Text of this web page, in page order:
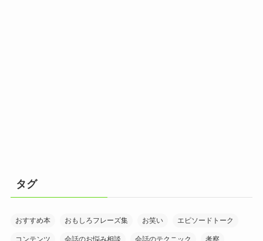
タグ
おすすめ本 おもしろフレーズ集 お笑い エピソードトーク